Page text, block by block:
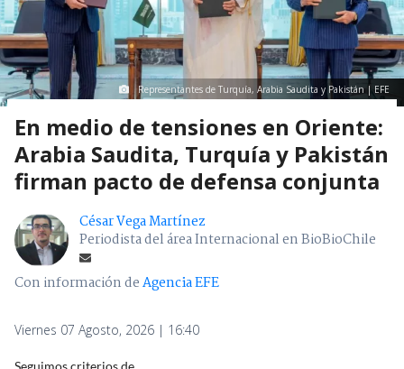
Representantes de Turquía, Arabia Saudita y Pakistán | EFE
En medio de tensiones en Oriente:
Arabia Saudita, Turquía y Pakistán
firman pacto de defensa conjunta
César Vega Martínez
Periodista del área Internacional en BioBioChile
Con información deAgencia EFE
Viernes 07 Agosto, 2026 | 16:40